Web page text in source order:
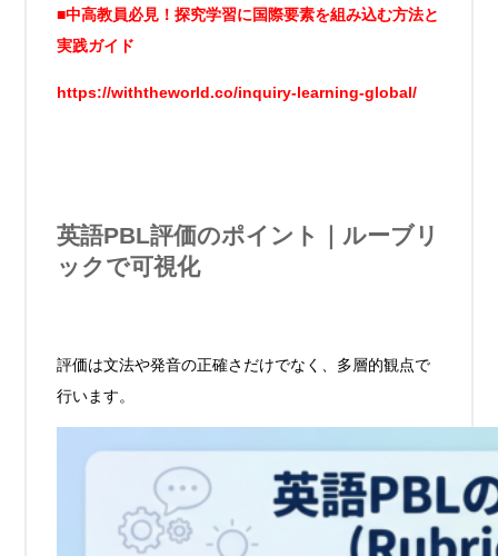
■中高教員必見！探究学習に国際要素を組み込む方法と
実践ガイド
https://withtheworld.co/inquiry-learning-global/
英語PBL評価のポイント｜ルーブリ
ックで可視化
評価は文法や発音の正確さだけでなく、多層的観点で
行います。